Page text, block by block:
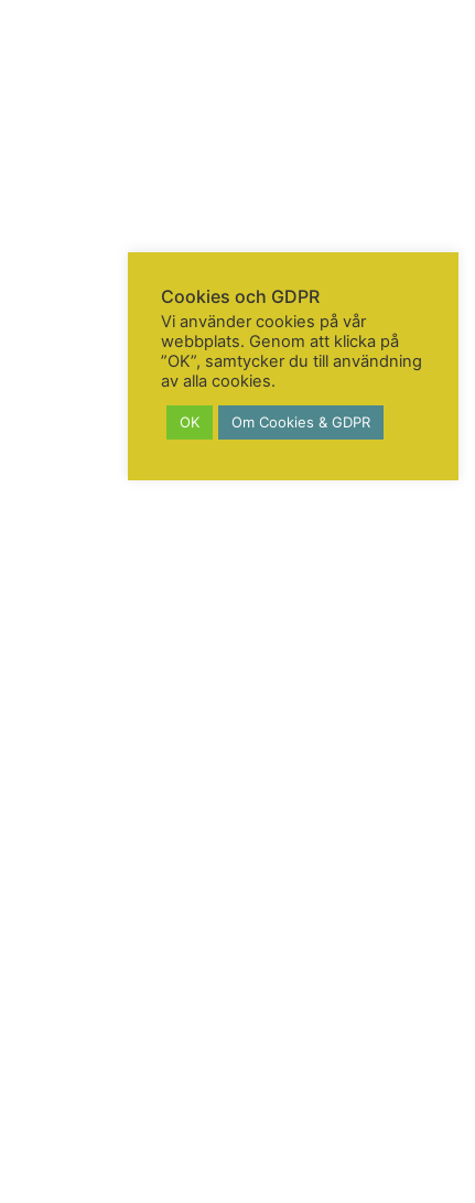
Cookies och GDPR
Vi använder cookies på vår
webbplats. Genom att klicka på
”OK”, samtycker du till användning
av alla cookies.
OK Om Cookies & GDPR